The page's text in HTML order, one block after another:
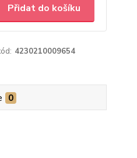
Přidat do košíku
4230210009654
0